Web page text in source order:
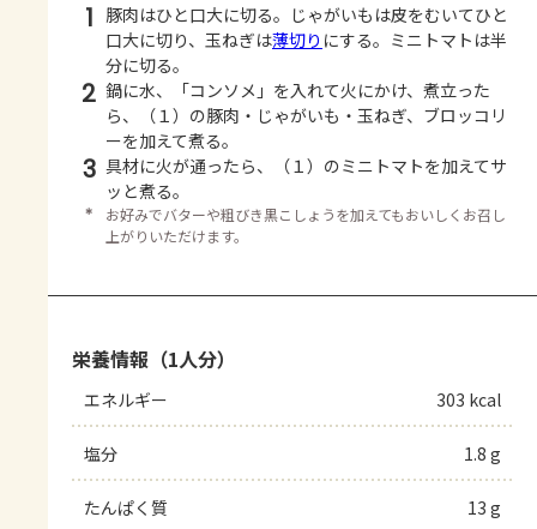
1 豚肉はひと口大に切る。じゃがいもは皮をむいてひと
口大に切り、玉ねぎは薄切り にする。ミニトマトは半
分に切る。
2 鍋に水、「コンソメ」を入れて火にかけ、煮立った
ら、（１）の豚肉・じゃがいも・玉ねぎ、ブロッコリ
ーを加えて煮る。
3 具材に火が通ったら、（１）のミニトマトを加えてサ
ッと煮る。
＊
お好みでバターや粗びき黒こしょうを加えてもおいしくお召し
上がりいただけます。
栄養情報（1人分）
エネルギー 303 kcal
塩分 1.8 g
たんぱく質 13 g